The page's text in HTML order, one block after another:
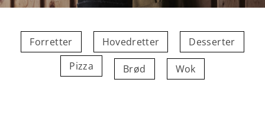
Forretter Hovedretter
Desserter
Pizza
Brød Wok